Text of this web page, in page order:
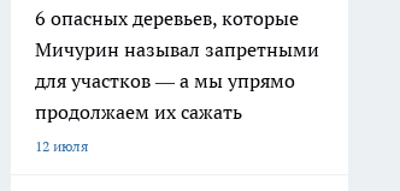
6 опасных деревьев, которые
Мичурин называл запретными
для участков — а мы упрямо
продолжаем их сажать
12 июля